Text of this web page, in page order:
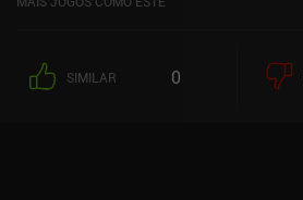
SIMILAR 0